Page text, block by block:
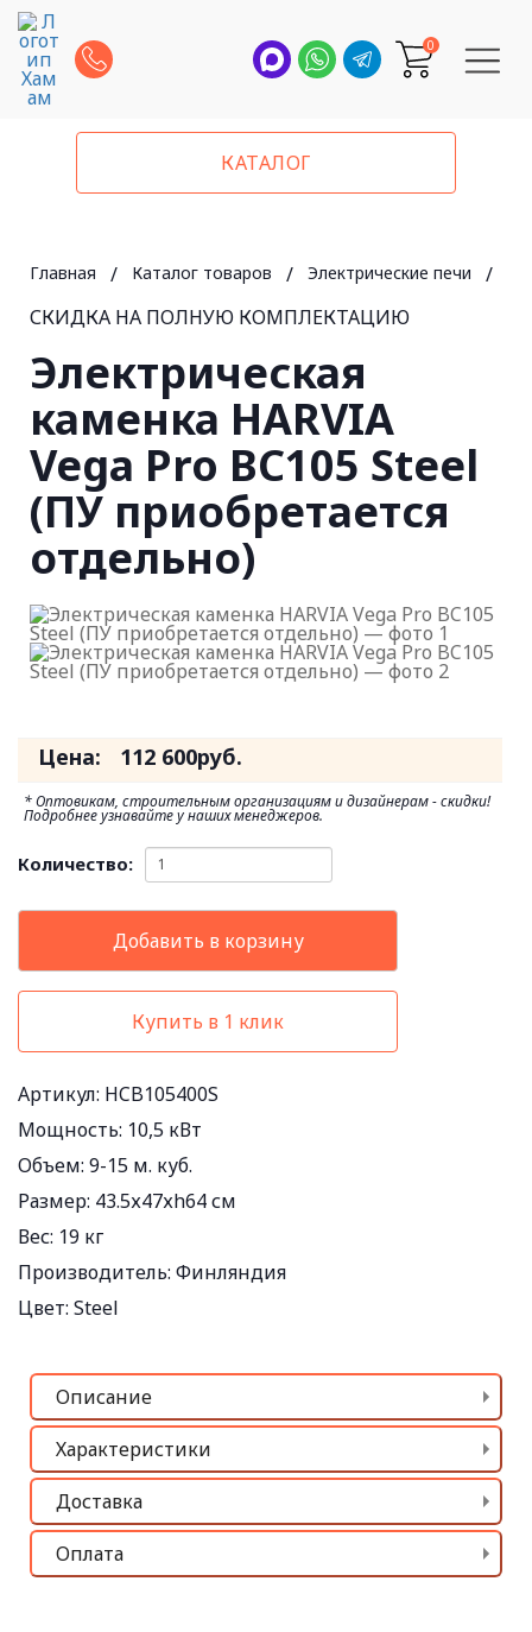
0
КАТАЛОГ
Главная / Каталог товаров / Электрические печи /
СКИДКА НА ПОЛНУЮ КОМПЛЕКТАЦИЮ
Электрическая
каменка HARVIA
Vega Pro BC105 Steel
(ПУ приобретается
отдельно)
Цена: 112 600руб.
* Оптовикам, строительным организациям и дизайнерам - скидки!
Подробнее узнавайте у наших менеджеров.
Количество:
Добавить в корзину
Купить в 1 клик
Артикул: HCB105400S
Мощность: 10,5 кВт
Объем: 9-15 м. куб.
Размер: 43.5х47хh64 см
Вес: 19 кг
Производитель: Финляндия
Цвет: Steel
Описание
Характеристики
Доставка
Оплата